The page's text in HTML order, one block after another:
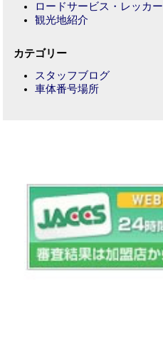
ロードサービス・レッカー
観光地紹介
カテゴリー
スタッフブログ
車体番号場所